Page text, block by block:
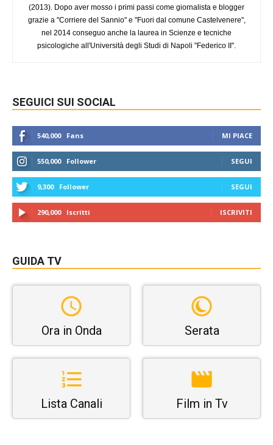
(2013). Dopo aver mosso i primi passi come giornalista e blogger
grazie a "Corriere del Sannio" e "Fuori dal comune Castelvenere",
nel 2014 conseguo anche la laurea in Scienze e tecniche
psicologiche all'Università degli Studi di Napoli "Federico II".
SEGUICI SUI SOCIAL
540,000 Fans MI PIACE
550,000 Follower SEGUI
9,300 Follower SEGUI
290,000 Iscritti ISCRIVITI
GUIDA TV
Ora in Onda Serata
Lista Canali Film in Tv